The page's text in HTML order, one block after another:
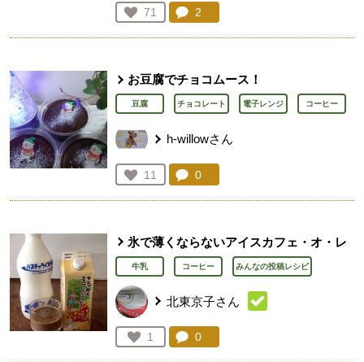
お気に入り登録：
71
人が登録
コメント：
2
お豆腐でチョコムース！
豆腐 チョコレート 電子レンジ コーヒー
h-willowさん
お気に入り登録：
11
人が登録
コメント：
0
氷で薄くならないアイスカフェ・オ・レ
牛乳 コーヒー みんなの投稿レシピ
北東京子さん
お気に入り登録：
1
人が登録
コメント：
0